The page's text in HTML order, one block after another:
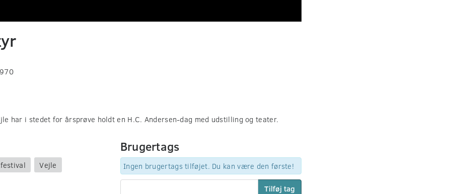
har i stedet for årsprøve holdt en H.C. Andersen-dag med udstilling og teater.
Vejle
Brugertags
Ingen brugertags tilføjet. Du kan være den første!
Tilføj tag